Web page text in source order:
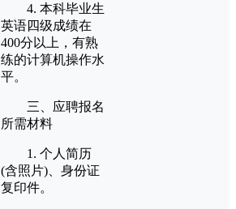
4. 本科毕业生
英语四级成绩在
400分以上，有熟
练的计算机操作水
平。
三、应聘报名
所需材料
1. 个人简历
(含照片)、身份证
复印件。